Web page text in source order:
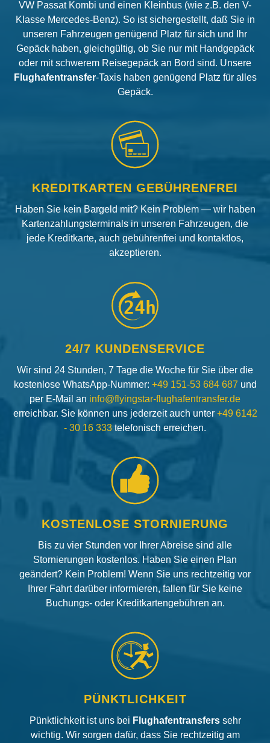
VW Passat Kombi und einen Kleinbus (wie z.B. den V-
Klasse Mercedes-Benz). So ist sichergestellt, daß Sie in
unseren Fahrzeugen genügend Platz für sich und Ihr
Gepäck haben, gleichgültig, ob Sie nur mit Handgepäck
oder mit schwerem Reisegepäck an Bord sind. Unsere
Flughafentransfer-Taxis haben genügend Platz für alles
Gepäck.
KREDITKARTEN GEBÜHRENFREI
Haben Sie kein Bargeld mit? Kein Problem — wir haben
Kartenzahlungsterminals in unseren Fahrzeugen, die
jede Kreditkarte, auch gebührenfrei und kontaktlos,
akzeptieren.
24h
24/7 KUNDENSERVICE
Wir sind 24 Stunden, 7 Tage die Woche für Sie über die
kostenlose WhatsApp-Nummer: +49 151-53 684 687 und
per E-Mail an info@flyingstar-flughafentransfer.de
erreichbar. Sie können uns jederzeit auch unter +49 6142
- 30 16 333 telefonisch erreichen.
KOSTENLOSE STORNIERUNG
Bis zu vier Stunden vor Ihrer Abreise sind alle
Stornierungen kostenlos. Haben Sie einen Plan
geändert? Kein Problem! Wenn Sie uns rechtzeitig vor
Ihrer Fahrt darüber informieren, fallen für Sie keine
Buchungs- oder Kreditkartengebühren an.
PÜNKTLICHKEIT
Pünktlichkeit ist uns bei Flughafentransfers sehr
wichtig. Wir sorgen dafür, dass Sie rechtzeitig am